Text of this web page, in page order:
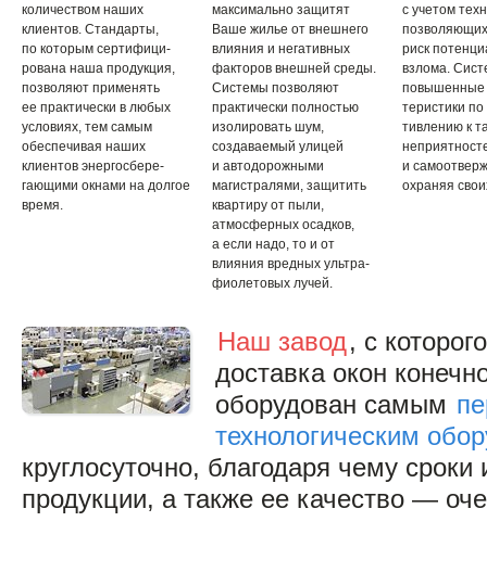
количеством наших
клиентов. Стандарты,
по которым сертифици-
рована наша продукция,
позволяют применять
ее практически в любых
условиях, тем самым
обеспечивая наших
клиентов энергосбере-
гающими окнами на долгое
время.
максимально защитят
Ваше жилье от внешнего
влияния и негативных
факторов внешней среды.
Системы позволяют
практически полностью
изолировать шум,
создаваемый улицей
и автодорожными
магистралями, защитить
квартиру от пыли,
атмосферных осадков,
а если надо, то и от
влияния вредных ультра-
фиолетовых лучей.
с учетом
риск
взлома.
повышенные
теристики
тивлению к
и
охраняя
Наш завод, с
доставка окон
оборудован самым
технологическим
круглосуточно, благодаря чему сроки
продукции, а также ее качество —